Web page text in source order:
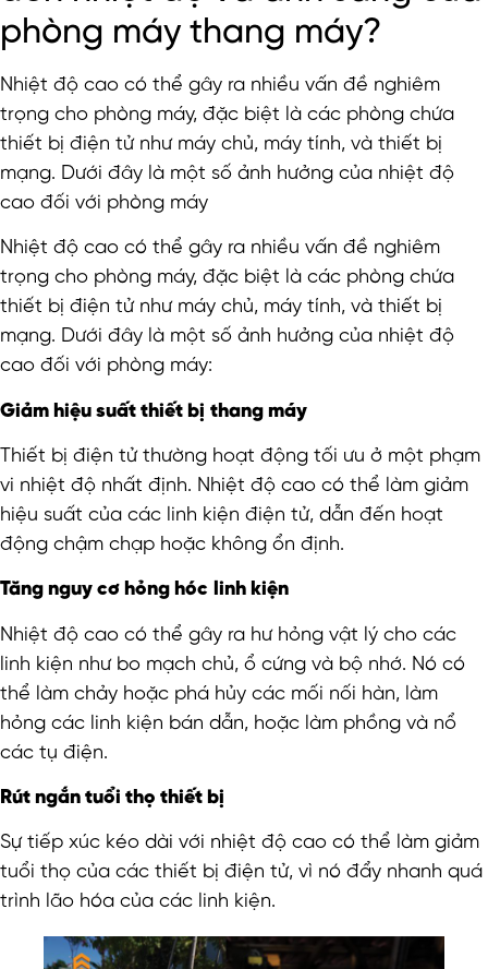
phòng máy thang máy?
Nhiệt độ cao có thể gây ra nhiều vấn đề nghiêm
trọng cho phòng máy, đặc biệt là các phòng chứa
thiết bị điện tử như máy chủ, máy tính, và thiết bị
mạng. Dưới đây là một số ảnh hưởng của nhiệt độ
cao đối với phòng máy
Nhiệt độ cao có thể gây ra nhiều vấn đề nghiêm
trọng cho phòng máy, đặc biệt là các phòng chứa
thiết bị điện tử như máy chủ, máy tính, và thiết bị
mạng. Dưới đây là một số ảnh hưởng của nhiệt độ
cao đối với phòng máy:
Giảm hiệu suất thiết bị thang máy
Thiết bị điện tử thường hoạt động tối ưu ở một phạm
vi nhiệt độ nhất định. Nhiệt độ cao có thể làm giảm
hiệu suất của các linh kiện điện tử, dẫn đến hoạt
động chậm chạp hoặc không ổn định.
Tăng nguy cơ hỏng hóc linh kiện
Nhiệt độ cao có thể gây ra hư hỏng vật lý cho các
linh kiện như bo mạch chủ, ổ cứng và bộ nhớ. Nó có
thể làm chảy hoặc phá hủy các mối nối hàn, làm
hỏng các linh kiện bán dẫn, hoặc làm phồng và nổ
các tụ điện.
Rút ngắn tuổi thọ thiết bị
Sự tiếp xúc kéo dài với nhiệt độ cao có thể làm giảm
tuổi thọ của các thiết bị điện tử, vì nó đẩy nhanh quá
trình lão hóa của các linh kiện.